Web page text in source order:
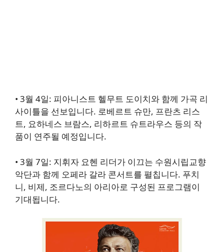
• 3월 4일: 피아니스트 헬무트 도이치와 함께 가곡 리
사이틀을 선보입니다. 로베르트 슈만, 프란츠 리스
트, 요하네스 브람스, 리하르트 슈트라우스 등의 작
품이 연주될 예정입니다.
• 3월 7일: 지휘자 요헨 리더가 이끄는 수원시립교향
악단과 함께 오페라 갈라 콘서트를 펼칩니다. 푸치
니, 비제, 조르다노의 아리아로 구성된 프로그램이
기대됩니다.